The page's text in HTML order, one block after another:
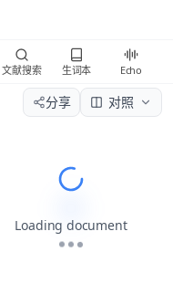
文献搜索 生词本 Echo
分享 对照
Loading document
Please wait